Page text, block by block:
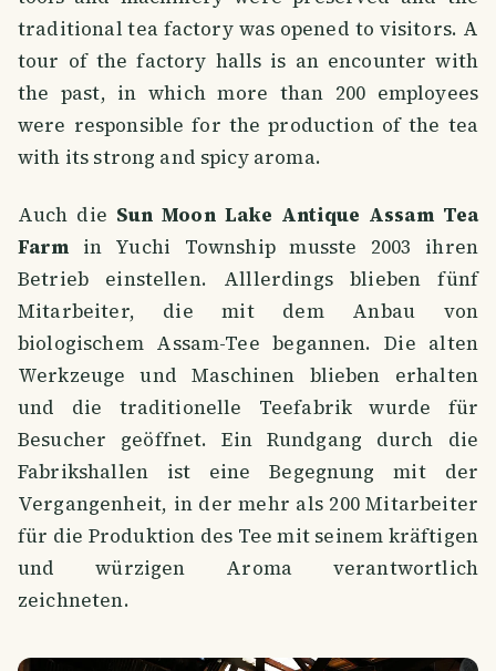
traditional tea factory was opened to visitors. A
tour of the factory halls is an encounter with
the past, in which more than 200 employees
were responsible for the production of the tea
with its strong and spicy aroma.
Auch die Sun Moon Lake Antique Assam Tea
Farm in Yuchi Township musste 2003 ihren
Betrieb einstellen. Alllerdings blieben fünf
Mitarbeiter, die mit dem Anbau von
biologischem Assam-Tee begannen. Die alten
Werkzeuge und Maschinen blieben erhalten
und die traditionelle Teefabrik wurde für
Besucher geöffnet. Ein Rundgang durch die
Fabrikshallen ist eine Begegnung mit der
Vergangenheit, in der mehr als 200 Mitarbeiter
für die Produktion des Tee mit seinem kräftigen
und würzigen Aroma verantwortlich
zeichneten.